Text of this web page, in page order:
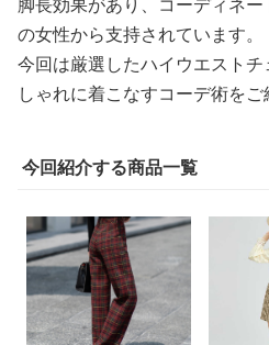
の女性から支持されています。
今回は厳選したハイウエスト
しゃれに着こなすコーデ術をご
今回紹介する商品一覧